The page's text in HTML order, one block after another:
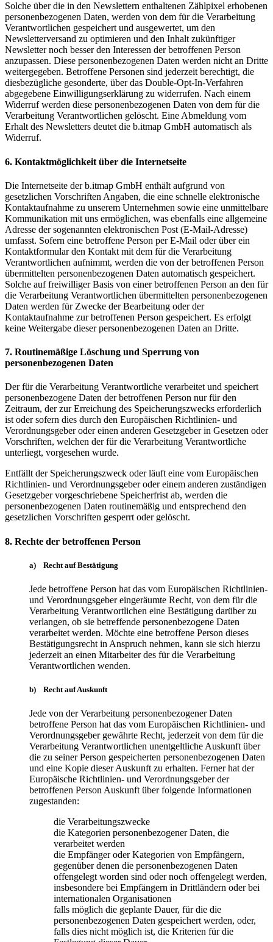
Solche über die in den Newslettern enthaltenen Zählpixel erhobenen
personenbezogenen Daten, werden von dem für die Verarbeitung
Verantwortlichen gespeichert und ausgewertet, um den
Newsletterversand zu optimieren und den Inhalt zukünftiger
Newsletter noch besser den Interessen der betroffenen Person
anzupassen. Diese personenbezogenen Daten werden nicht an Dritte
weitergegeben. Betroffene Personen sind jederzeit berechtigt, die
diesbezügliche gesonderte, über das Double-Opt-In-Verfahren
abgegebene Einwilligungserklärung zu widerrufen. Nach einem
Widerruf werden diese personenbezogenen Daten von dem für die
Verarbeitung Verantwortlichen gelöscht. Eine Abmeldung vom
Erhalt des Newsletters deutet die b.itmap GmbH automatisch als
Widerruf.
6. Kontaktmöglichkeit über die Internetseite
Die Internetseite der b.itmap GmbH enthält aufgrund von
gesetzlichen Vorschriften Angaben, die eine schnelle elektronische
Kontaktaufnahme zu unserem Unternehmen sowie eine unmittelbare
Kommunikation mit uns ermöglichen, was ebenfalls eine allgemeine
Adresse der sogenannten elektronischen Post (E-Mail-Adresse)
umfasst. Sofern eine betroffene Person per E-Mail oder über ein
Kontaktformular den Kontakt mit dem für die Verarbeitung
Verantwortlichen aufnimmt, werden die von der betroffenen Person
übermittelten personenbezogenen Daten automatisch gespeichert.
Solche auf freiwilliger Basis von einer betroffenen Person an den für
die Verarbeitung Verantwortlichen übermittelten personenbezogenen
Daten werden für Zwecke der Bearbeitung oder der
Kontaktaufnahme zur betroffenen Person gespeichert. Es erfolgt
keine Weitergabe dieser personenbezogenen Daten an Dritte.
7. Routinemäßige Löschung und Sperrung von
personenbezogenen Daten
Der für die Verarbeitung Verantwortliche verarbeitet und speichert
personenbezogene Daten der betroffenen Person nur für den
Zeitraum, der zur Erreichung des Speicherungszwecks erforderlich
ist oder sofern dies durch den Europäischen Richtlinien- und
Verordnungsgeber oder einen anderen Gesetzgeber in Gesetzen oder
Vorschriften, welchen der für die Verarbeitung Verantwortliche
unterliegt, vorgesehen wurde.
Entfällt der Speicherungszweck oder läuft eine vom Europäischen
Richtlinien- und Verordnungsgeber oder einem anderen zuständigen
Gesetzgeber vorgeschriebene Speicherfrist ab, werden die
personenbezogenen Daten routinemäßig und entsprechend den
gesetzlichen Vorschriften gesperrt oder gelöscht.
8. Rechte der betroffenen Person
a) Recht auf Bestätigung
Jede betroffene Person hat das vom Europäischen Richtlinien-
und Verordnungsgeber eingeräumte Recht, von dem für die
Verarbeitung Verantwortlichen eine Bestätigung darüber zu
verlangen, ob sie betreffende personenbezogene Daten
verarbeitet werden. Möchte eine betroffene Person dieses
Bestätigungsrecht in Anspruch nehmen, kann sie sich hierzu
jederzeit an einen Mitarbeiter des für die Verarbeitung
Verantwortlichen wenden.
b) Recht auf Auskunft
Jede von der Verarbeitung personenbezogener Daten
betroffene Person hat das vom Europäischen Richtlinien- und
Verordnungsgeber gewährte Recht, jederzeit von dem für die
Verarbeitung Verantwortlichen unentgeltliche Auskunft über
die zu seiner Person gespeicherten personenbezogenen Daten
und eine Kopie dieser Auskunft zu erhalten. Ferner hat der
Europäische Richtlinien- und Verordnungsgeber der
betroffenen Person Auskunft über folgende Informationen
zugestanden:
die Verarbeitungszwecke
die Kategorien personenbezogener Daten, die
verarbeitet werden
die Empfänger oder Kategorien von Empfängern,
gegenüber denen die personenbezogenen Daten
offengelegt worden sind oder noch offengelegt werden,
insbesondere bei Empfängern in Drittländern oder bei
internationalen Organisationen
falls möglich die geplante Dauer, für die die
personenbezogenen Daten gespeichert werden, oder,
falls dies nicht möglich ist, die Kriterien für die